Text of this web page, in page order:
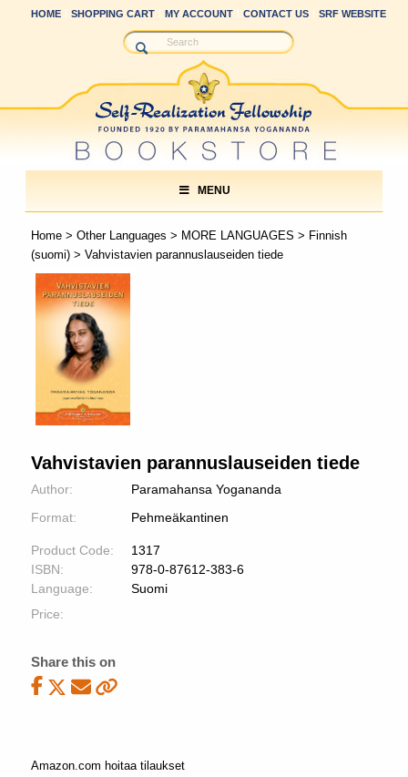
HOME SHOPPING CART MY ACCOUNT CONTACT US SRF WEBSITE
MENU
Home> Other Languages > MORE LANGUAGES > Finnish
(suomi)> Vahvistavien parannuslauseiden tiede
Vahvistavien parannuslauseiden tiede
Author:
Paramahansa Yogananda
Format:
Pehmeäkantinen
Product Code:
1317
ISBN:
978-0-87612-383-6
Language:
Suomi
Price:
Share this on
Amazon.com hoitaa tilaukset